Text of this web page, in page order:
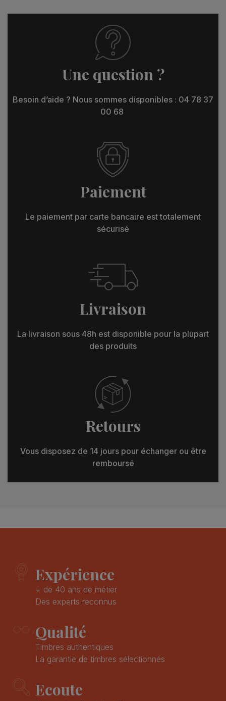
Une question ?
Besoin d’aide ? Nous sommes disponibles : 04 78 37
00 68
Paiement
Le paiement par carte bancaire est totalement
sécurisé
Livraison
La livraison sous 48h est disponible pour la plupart
des produits
Retours
Vous disposez de 14 jours pour échanger ou être
remboursé
Expérience
+ de 40 ans de métier
Des experts reconnus
Qualité
Timbres authentiques
La garantie de timbres sélectionnés
Ecoute